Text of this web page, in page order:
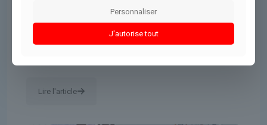
Les électeurs italiens rejettent la
réforme judiciaire, un revers pour
la première ministre Giorgia
Lire l'article
Personnaliser
J'autorise tout